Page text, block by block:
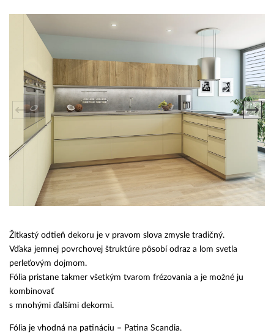
Žltkastý odtieň dekoru je v pravom slova zmysle tradičný.
Vďaka jemnej povrchovej štruktúre pôsobí odraz a lom svetla
perleťovým dojmom.
Fólia pristane takmer všetkým tvarom frézovania a je možné ju
kombinovať
s mnohými ďalšími dekormi.
Fólia je vhodná na patináciu – Patina Scandia.